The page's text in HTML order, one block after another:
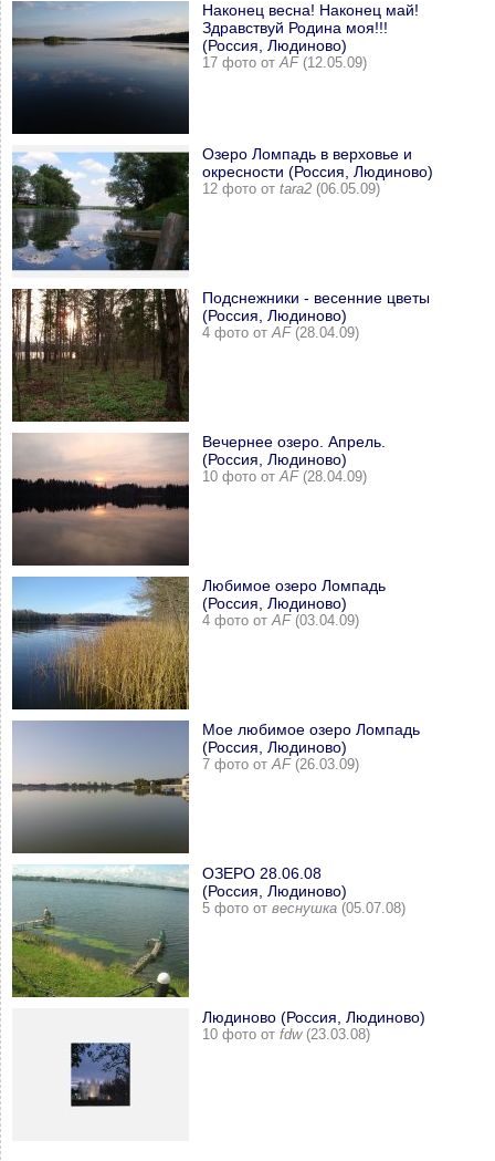
Наконец весна! Наконец май!
Здравствуй Родина моя!!!
(Россия, Людиново)
17 фото отAF(12.05.09)
Озеро Ломпадь в верховье и
окресности (Россия, Людиново)
12 фото от tara2 (06.05.09)
Подснежники - весенние цветы
(Россия, Людиново)
4 фото отAF(28.04.09)
Вечернее озеро. Апрель.
(Россия, Людиново)
10 фото отAF(28.04.09)
Любимое озеро Ломпадь
(Россия, Людиново)
4 фото отAF(03.04.09)
Мое любимое озеро Ломпадь
(Россия, Людиново)
7 фото отAF(26.03.09)
ОЗЕРО 28.06.08
(Россия, Людиново)
5 фото от веснушка (05.07.08)
Людиново (Россия, Людиново)
10 фото от fdw(23.03.08)